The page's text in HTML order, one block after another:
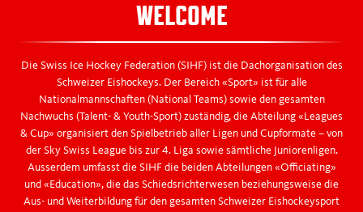
WELCOME
Die Swiss Ice Hockey Federation (SIHF) ist die Dachorganisation des
Schweizer Eishockeys. Der Bereich «Sport» ist für alle
Nationalmannschaften (National Teams) sowie den gesamten
Nachwuchs (Talent- & Youth-Sport) zuständig, die Abteilung «Leagues
& Cup» organisiert den Spielbetrieb aller Ligen und Cupformate – von
der Sky Swiss League bis zur 4. Liga sowie sämtliche Juniorenligen.
Ausserdem umfasst die SIHF die beiden Abteilungen «Officiating»
und «Education», die das Schiedsrichterwesen beziehungsweise die
Aus- und Weiterbildung für den gesamten Schweizer Eishockeysport